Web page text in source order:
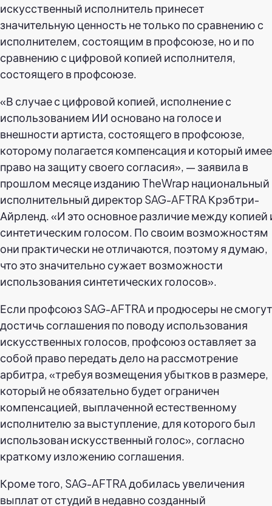
искусственный исполнитель принесет
значительную ценность не только по сравнению с
исполнителем, состоящим в профсоюзе, но и по
сравнению с цифровой копией исполнителя,
состоящего в профсоюзе.
«В случае с цифровой копией, исполнение с
использованием ИИ основано на голосе и
внешности артиста, состоящего в профсоюзе,
которому полагается компенсация и который
право на защиту своего согласия», — заявила в
прошлом месяце изданию TheWrap национальный
исполнительный директор SAG-AFTRA Крэбтри-
Айрленд. «И это основное различие между копией
синтетическим голосом. По своим возможностям
они практически не отличаются, поэтому я думаю,
что это значительно сужает возможности
использования синтетических голосов».
Если профсоюз SAG-AFTRA и продюсеры не смогут
достичь соглашения по поводу использования
искусственных голосов, профсоюз оставляет за
собой право передать дело на рассмотрение
арбитра, «требуя возмещения убытков в размере,
который не обязательно будет ограничен
компенсацией, выплаченной естественному
исполнителю за выступление, для которого был
использован искусственный голос», согласно
краткому изложению соглашения.
Кроме того, SAG-AFTRA добилась увеличения
выплат от студий в недавно созданный